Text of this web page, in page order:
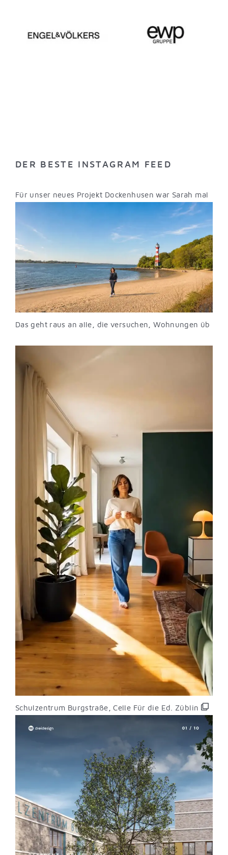
DER BESTE INSTAGRAM FEED
Für unser neues Projekt Dockenhusen war Sarah mal
Das geht raus an alle, die versuchen, Wohnungen üb
Schulzentrum Burgstraße, Celle Für die Ed. Züblin